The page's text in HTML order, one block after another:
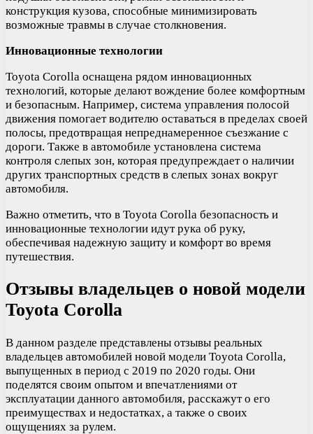
конструкция кузова, способные минимизировать
возможные травмы в случае столкновения.
Инновационные технологии
Toyota Corolla оснащена рядом инновационных
технологий, которые делают вождение более комфортным
и безопасным. Например, система управления полосой
движения помогает водителю оставаться в пределах своей
полосы, предотвращая непреднамеренное съезжание с
дороги. Также в автомобиле установлена система
контроля слепых зон, которая предупреждает о наличии
других транспортных средств в слепых зонах вокруг
автомобиля.
Важно отметить, что в Toyota Corolla безопасность и
инновационные технологии идут рука об руку,
обеспечивая надежную защиту и комфорт во время
путешествия.
Отзывы владельцев о новой модели
Toyota Corolla
В данном разделе представлены отзывы реальных
владельцев автомобилей новой модели Toyota Corolla,
выпущенных в период с 2019 по 2020 годы. Они
поделятся своим опытом и впечатлениями от
эксплуатации данного автомобиля, расскажут о его
преимуществах и недостатках, а также о своих
ощущениях за рулем.